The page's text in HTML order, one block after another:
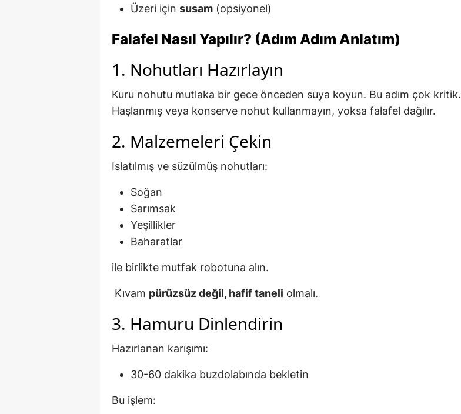
Üzeri için susam (opsiyonel)
Falafel Nasıl Yapılır? (Adım Adım Anlatım)
1. Nohutları Hazırlayın
Kuru nohutu mutlaka bir gece önceden suya koyun. Bu adım çok kritik.
Haşlanmış veya konserve nohut kullanmayın, yoksa falafel dağılır.
2. Malzemeleri Çekin
Islatılmış ve süzülmüş nohutları:
Soğan
Sarımsak
Yeşillikler
Baharatlar
ile birlikte mutfak robotuna alın.
Kıvam pürüzsüz değil, hafif taneli olmalı.
3. Hamuru Dinlendirin
Hazırlanan karışımı:
30-60 dakika buzdolabında bekletin
Bu işlem: